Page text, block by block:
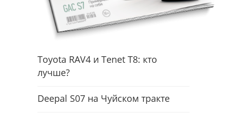
Toyota RAV4 и Tenet T8: кто
лучше?
Deepal S07 на Чуйском тракте